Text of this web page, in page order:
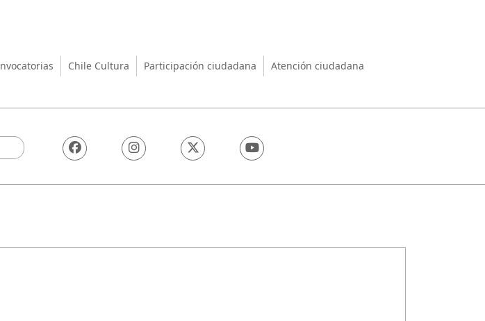
y el Patrimonio
Chile Cultura Participación ciudadana Atención ciudadana